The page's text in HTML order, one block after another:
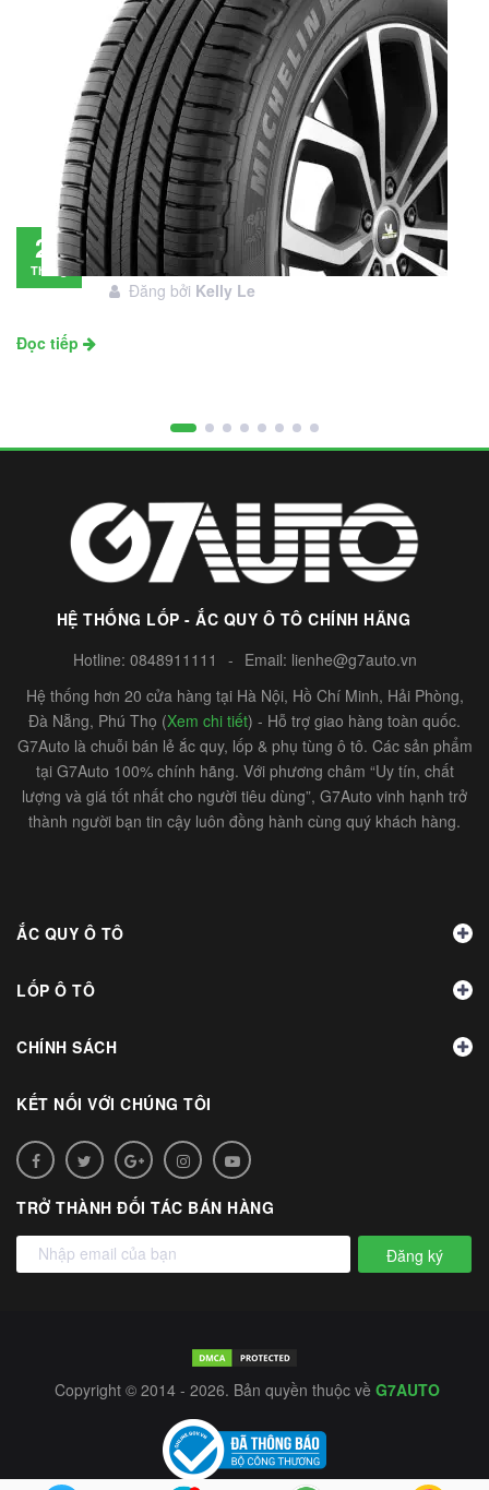
28
Tháng
Đánh giá lốp Michelin Primacy SUV: Đáng
đầu tư không?
Đăng bởi Kelly Le
Đọc tiếp
HỆ THỐNG LỐP - ẮC QUY Ô TÔ CHÍNH HÃNG
Hotline: 0848911111 - Email: lienhe@g7auto.vn
Hệ thống hơn 20 cửa hàng tại Hà Nội, Hồ Chí Minh, Hải Phòng,
Đà Nẵng, Phú Thọ (Xem chi tiết) - Hỗ trợ giao hàng toàn quốc.
G7Auto là chuỗi bán lẻ ắc quy, lốp & phụ tùng ô tô. Các sản phẩm
tại G7Auto 100% chính hãng. Với phương châm “Uy tín, chất
lượng và giá tốt nhất cho người tiêu dùng”, G7Auto vinh hạnh trở
thành người bạn tin cậy luôn đồng hành cùng quý khách hàng.
ẮC QUY Ô TÔ
LỐP Ô TÔ
CHÍNH SÁCH
KẾT NỐI VỚI CHÚNG TÔI
TRỞ THÀNH ĐỐI TÁC BÁN HÀNG
Đăng ký
Copyright © 2014 - 2026. Bản quyền thuộc về G7AUTO